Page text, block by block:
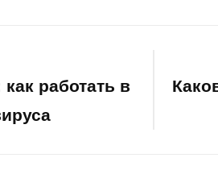
работать в